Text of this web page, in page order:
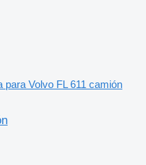
para Volvo FL 611 camión